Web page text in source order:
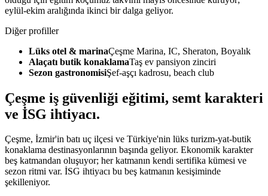
eylül-ekim aralığında ikinci bir dalga geliyor.
Diğer profiller
Lüks otel & marinaÇeşme Marina, IC, Sheraton, Boyalık
Alaçatı butik konaklamaTaş ev pansiyon zinciri
Sezon gastronomisiŞef-aşçı kadrosu, beach club
Çeşme iş güvenliği eğitimi, semt karakteri
ve İSG ihtiyacı.
Çeşme, İzmir'in batı uç ilçesi ve Türkiye'nin lüks turizm-yat-butik
konaklama destinasyonlarının başında geliyor. Ekonomik karakter
beş katmandan oluşuyor; her katmanın kendi sertifika kümesi ve
sezon ritmi var. İSG ihtiyacı bu beş katmanın kesişiminde
şekilleniyor.